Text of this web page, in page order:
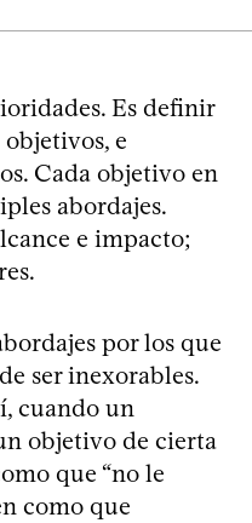
Es definir
e
Cada objetivo en
abordajes.
e impacto;
por los que
ser inexorables.
cuando un
objetivo de cierta
que “no le
como que